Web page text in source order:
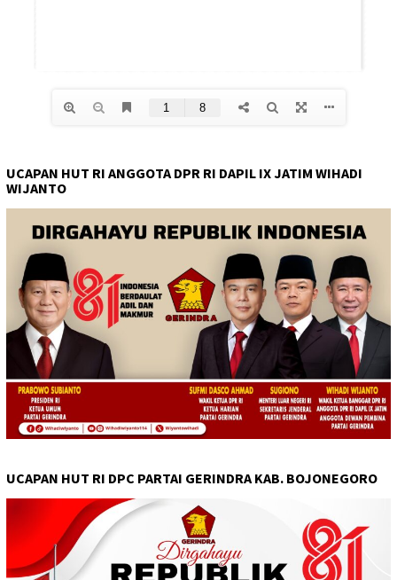
UCAPAN HUT RI ANGGOTA DPR RI DAPIL IX JATIM WIHADI
WIJANTO
UCAPAN HUT RI DPC PARTAI GERINDRA KAB. BOJONEGORO